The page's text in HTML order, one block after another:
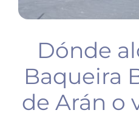
Dónde
Baqueira
de Arán o